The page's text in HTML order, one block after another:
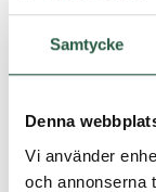
Samtycke
Denna
Vi använder
och annonserna